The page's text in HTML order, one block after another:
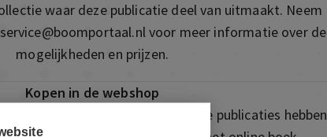
waar deze publicatie deel van uitmaakt. Neem
voor meer informatie over de
mogelijkheden en prijzen.
Kopen in de webshop
vinden in onze webshop. Sommige publicaties hebben